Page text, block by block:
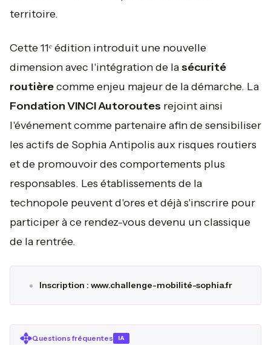
territoire.
Cette 11ᵉ édition introduit une nouvelle
dimension avec l'intégration de lasécurité
routièrecomme enjeu majeur de la démarche. La
Fondation VINCI Autoroutes rejoint ainsi
l'événement comme partenaire afin de sensibiliser
les actifs de Sophia Antipolis aux risques routiers
et de promouvoir des comportements plus
responsables. Les établissements de la
technopole peuvent d'ores et déjà s'inscrire pour
participer à ce rendez-vous devenu un classique
de la rentrée.
Inscription : www.challenge-mobilité-sophia.fr
Questions fréquentes IA